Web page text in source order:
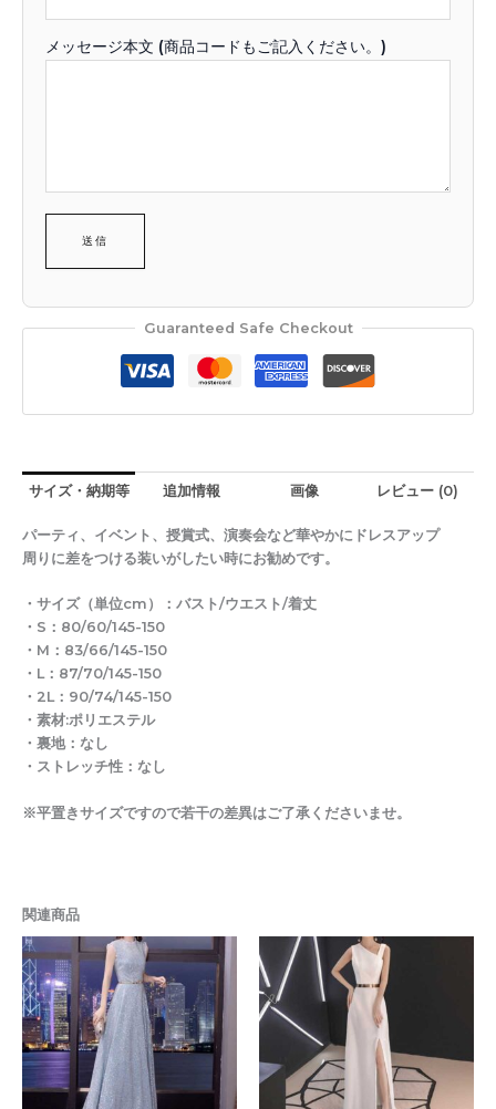
メッセージ本文 (商品コードもご記入ください。)
Guaranteed Safe Checkout
サイズ・納期等 追加情報 画像 レビュー (0)
パーティ、イベント、授賞式、演奏会など華やかにドレスアップ
周りに差をつける装いがしたい時にお勧めです。
・サイズ（単位cm）：バスト/ウエスト/着丈
・S：80/60/145-150
・M：83/66/145-150
・L：87/70/145-150
・2L：90/74/145-150
・素材:ポリエステル
・裏地：なし
・ストレッチ性：なし
※平置きサイズですので若干の差異はご了承くださいませ。
関連商品
¥10,880
¥19,750